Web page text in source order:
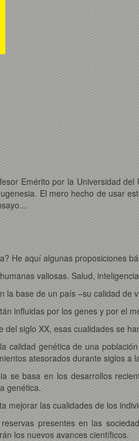
Emérito por la Universidad
El mero hecho de usar
He aquí algunas proposiciones
valiosas. Salud,
la base de un país –su calidad de
influidas por los genes y por el
del siglo XX, esas cualidades se
calidad genética de una
atesorados durante siglos a
se basa en los desarrollos
genética.
mejorar las cualidades de los
presentes en las
los nuevos avances científicos.